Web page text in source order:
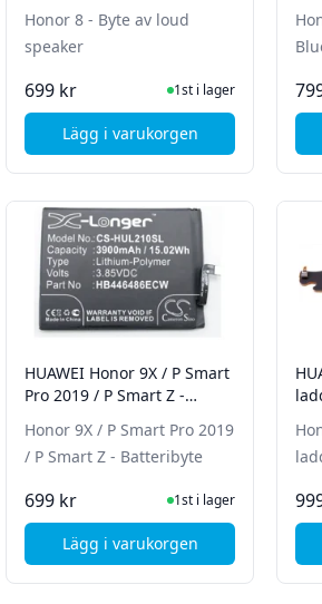
, HUAWEI Honor 8 - Byte av mellanramen - Svart
Honor 8 - Byte av loud
speaker
699 kr I Lager1st i lager
Lägg i varukorgen, HUAWEI Honor 8 - Byte
Baksidebyte - Blå
HUAWEI Honor 9X / P Smart
Pro 2019 / P Smart Z -
Honor 9X / P Smart Pro 2019
/ P Smart Z - Batteribyte
699 kr I Lager1st i lager
Lägg i varukorgen, HUAWEI Honor 9X / P